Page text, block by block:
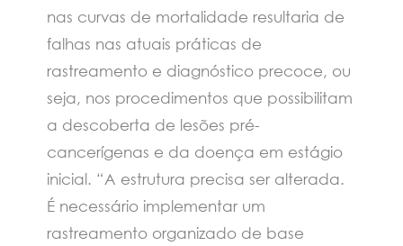
nas curvas de mortalidade resultaria de
falhas nas atuais práticas de
rastreamento e diagnóstico precoce, ou
seja, nos procedimentos que possibilitam
a descoberta de lesões pré-
cancerígenas e da doença em estágio
inicial. “A estrutura precisa ser alterada.
É necessário implementar um
rastreamento organizado de base